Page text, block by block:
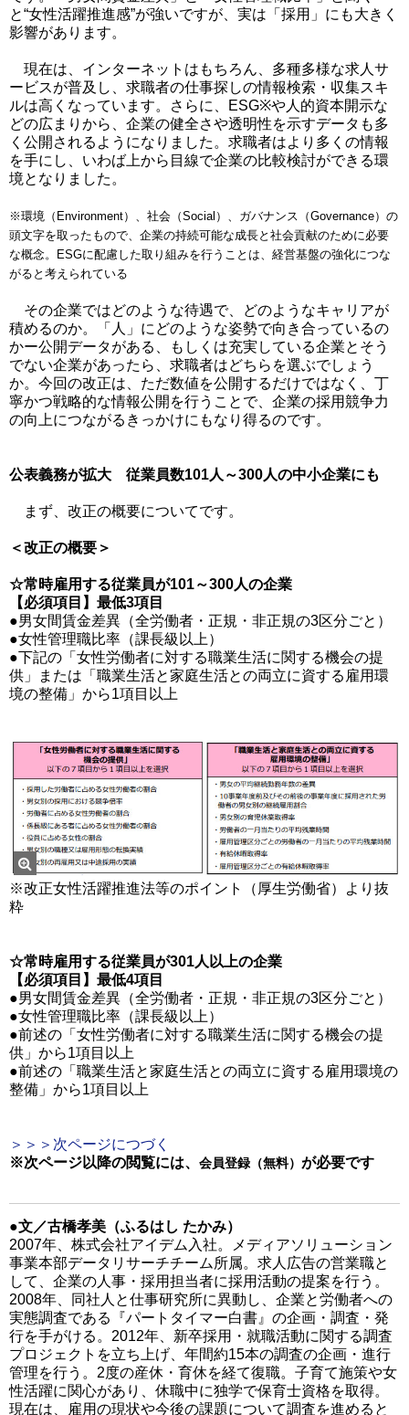
と“女性活躍推進感”が強いですが、実は「採用」にも大きく
影響があります。
現在は、インターネットはもちろん、多種多様な求人サ
ービスが普及し、求職者の仕事探しの情報検索・収集スキ
ルは高くなっています。さらに、ESG※や人的資本開示な
どの広まりから、企業の健全さや透明性を示すデータも多
く公開されるようになりました。求職者はより多くの情報
を手にし、いわば上から目線で企業の比較検討ができる環
境となりました。
※環境（Environment）、社会（Social）、ガバナンス（Governance）の
頭文字を取ったもので、企業の持続可能な成長と社会貢献のために必要
な概念。ESGに配慮した取り組みを行うことは、経営基盤の強化につな
がると考えられている
その企業ではどのような待遇で、どのようなキャリアが
積めるのか。「人」にどのような姿勢で向き合っているの
かー公開データがある、もしくは充実している企業とそう
でない企業があったら、求職者はどちらを選ぶでしょう
か。今回の改正は、ただ数値を公開するだけではなく、丁
寧かつ戦略的な情報公開を行うことで、企業の採用競争力
の向上につながるきっかけにもなり得るのです。
公表義務が拡大 従業員数101人～300人の中小企業にも
まず、改正の概要についてです。
＜改正の概要＞
☆常時雇用する従業員が101～300人の企業
【必須項目】最低3項目
●男女間賃金差異（全労働者・正規・非正規の3区分ごと）
●女性管理職比率（課長級以上）
●下記の「女性労働者に対する職業生活に関する機会の提
供」または「職業生活と家庭生活との両立に資する雇用環
境の整備」から1項目以上
※改正女性活躍推進法等のポイント（厚生労働省）より抜
粋
☆常時雇用する従業員が301人以上の企業
【必須項目】最低4項目
●男女間賃金差異（全労働者・正規・非正規の3区分ごと）
●女性管理職比率（課長級以上）
●前述の「女性労働者に対する職業生活に関する機会の提
供」から1項目以上
●前述の「職業生活と家庭生活との両立に資する雇用環境の
整備」から1項目以上
＞＞＞次ページにつづく
※次ページ以降の閲覧には、 会員登録（無料） が必要です
●文／古橋孝美（ふるはし たかみ）
2007年、株式会社アイデム入社。メディアソリューション
事業本部データリサーチチーム所属。求人広告の営業職と
して、企業の人事・採用担当者に採用活動の提案を行う。
2008年、同社人と仕事研究所に異動し、企業と労働者への
実態調査である『パートタイマー白書』の企画・調査・発
行を手がける。2012年、新卒採用・就職活動に関する調査
プロジェクトを立ち上げ、年間約15本の調査の企画・進行
管理を行う。2度の産休・育休を経て復職。子育て施策や女
性活躍に関心があり、休職中に独学で保育士資格を取得。
現在は、雇用の現状や今後の課題について調査を進めると